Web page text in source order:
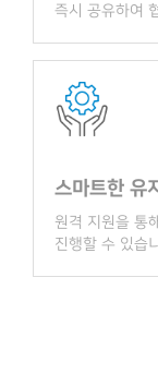
즉시 공유하여
스마트한 유
원격 지원을 통
진행할 수 있습